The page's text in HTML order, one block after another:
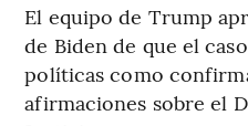
El equipo de Trump
de Biden de que el
políticas como
afirmaciones sobre el